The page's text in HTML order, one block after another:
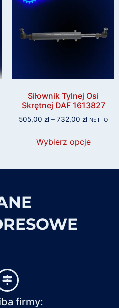
Siłownik Tylnej Osi
Skrętnej DAF 1613827
505,00 zł – 732,00 zł NETTO
Wybierz opcje
firmy: